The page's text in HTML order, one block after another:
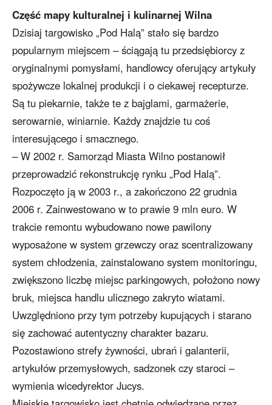
Część mapy kulturalnej i kulinarnej Wilna
Dzisiaj targowisko „Pod Halą” stało się bardzo
popularnym miejscem – ściągają tu przedsiębiorcy z
oryginalnymi pomysłami, handlowcy oferujący artykuły
spożywcze lokalnej produkcji i o ciekawej recepturze.
Są tu piekarnie, także te z bajglami, garmażerie,
serowarnie, winiarnie. Każdy znajdzie tu coś
interesującego i smacznego.
– W 2002 r. Samorząd Miasta Wilno postanowił
przeprowadzić rekonstrukcję rynku „Pod Halą”.
Rozpoczęto ją w 2003 r., a zakończono 22 grudnia
2006 r. Zainwestowano w to prawie 9 mln euro. W
trakcie remontu wybudowano nowe pawilony
wyposażone w system grzewczy oraz scentralizowany
system chłodzenia, zainstalowano system monitoringu,
zwiększono liczbę miejsc parkingowych, położono nowy
bruk, miejsca handlu ulicznego zakryto wiatami.
Uwzględniono przy tym potrzeby kupujących i starano
się zachować autentyczny charakter bazaru.
Pozostawiono strefy żywności, ubrań i galanterii,
artykułów przemysłowych, sadzonek czy staroci –
wymienia wicedyrektor Jucys.